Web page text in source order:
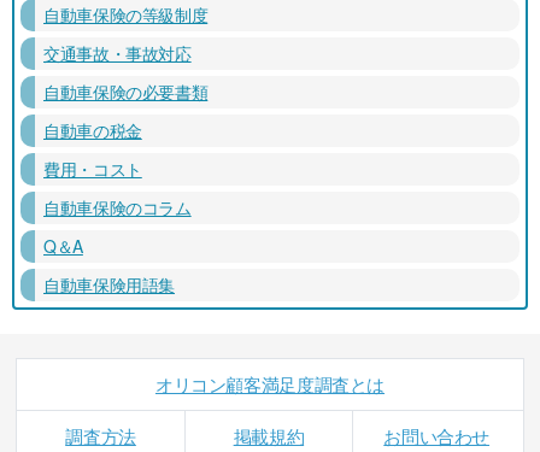
自動車保険の等級制度
交通事故・事故対応
自動車保険の必要書類
自動車の税金
費用・コスト
自動車保険のコラム
Q＆A
自動車保険用語集
オリコン顧客満足度調査とは
調査方法 掲載規約 お問い合わせ